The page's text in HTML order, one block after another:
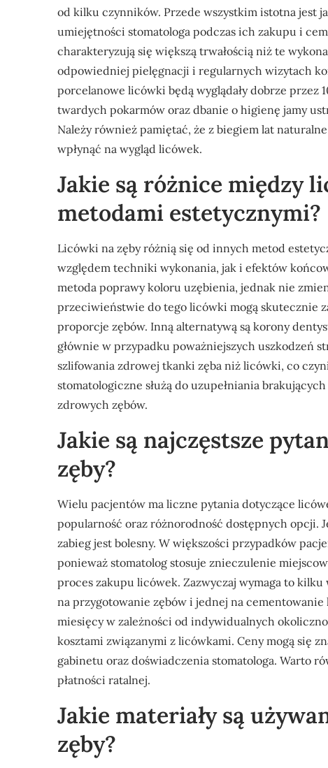
od kilku czynników. Przede wszystkim istotna jest
umiejętności stomatologa podczas ich zakupu i
charakteryzują się większą trwałością niż te
odpowiedniej pielęgnacji i regularnych wizytach
porcelanowe licówki będą wyglądały dobrze przez
twardych pokarmów oraz dbanie o higienę jamy
Należy również pamiętać, że z biegiem lat
wpłynąć na wygląd licówek.
Jakie są różnice między
metodami estetycznymi?
Licówki na zęby różnią się od innych metod
względem techniki wykonania, jak i efektów
metoda poprawy koloru uzębienia, jednak nie
przeciwieństwie do tego licówki mogą skutecznie
proporcje zębów. Inną alternatywą są korony
głównie w przypadku poważniejszych uszkodzeń
szlifowania zdrowej tkanki zęba niż licówki, co
stomatologiczne służą do uzupełniania
zdrowych zębów.
Jakie są najczęstsze
zęby?
Wielu pacjentów ma liczne pytania dotyczące
popularność oraz różnorodność dostępnych opcji.
zabieg jest bolesny. W większości przypadków
ponieważ stomatolog stosuje znieczulenie
proces zakupu licówek. Zazwyczaj wymaga to
na przygotowanie zębów i jednej na
miesięcy w zależności od indywidualnych
kosztami związanymi z licówkami. Ceny mogą się
gabinetu oraz doświadczenia stomatologa. Warto
płatności ratalnej.
Jakie materiały są
zęby?